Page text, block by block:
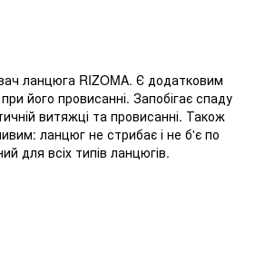
ланцюга RIZOMA. Є додатковим
його провисанні. Запобігає спаду
витяжці та провисанні. Також
ланцюг не стрибає і не б'є по
для всіх типів ланцюгів.